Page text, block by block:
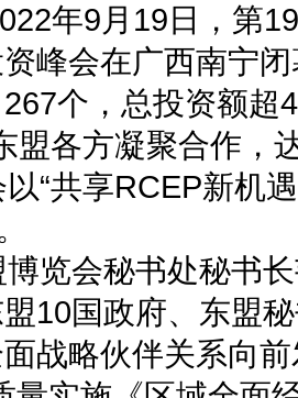
年9月19日，第
峰会在广西南宁
个，总投资额
盟各方凝聚合作，
“共享RCEP新机
览会秘书处秘书长
10国政府、东盟
战略伙伴关系向